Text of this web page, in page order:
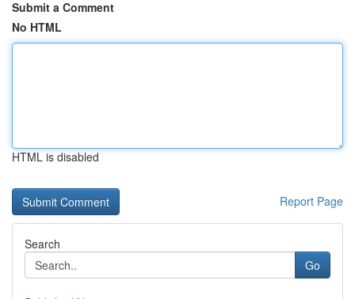
Submit a Comment
No HTML
HTML is disabled
Report Page
Search
Go